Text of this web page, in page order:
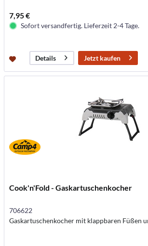
7,95 €
Sofort versandfertig. Lieferzeit 2-4 Tage.
Details Jetzt kaufen
Cook'n'Fold - Gaskartuschenkocher
706622
Gaskartuschenkocher mit klappbaren Füßen